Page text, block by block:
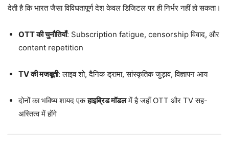
देती है कि भारत जैसा विविधतापूर्ण देश केवल डिजिटल पर ही निर्भर नहीं हो सकता।
OTT की चुनौतियाँ: Subscription fatigue, censorship विवाद, और
content repetition
TV की मजबूती: लाइव शो, दैनिक ड्रामा, सांस्कृतिक जुड़ाव, विज्ञापन आय
दोनों का भविष्य शायद एकहाइब्रिड मॉडलमें है जहाँ OTT और TV सह-
अस्तित्व में होंगे